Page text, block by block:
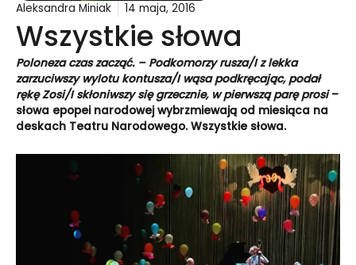
Aleksandra Miniak 14 maja, 2016
Wszystkie słowa
Poloneza czas zacząć. – Podkomorzy rusza/I z lekka
zarzuciwszy wylotu kontusza/I wąsa podkręcając, podał
rękę Zosi/I skłoniwszy się grzecznie, w pierwszą parę prosi–
słowa epopei narodowej wybrzmiewają od miesiąca na
deskach Teatru Narodowego. Wszystkie słowa.